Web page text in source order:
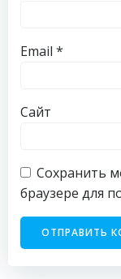
Email *
Сайт
Сохранить
браузере для